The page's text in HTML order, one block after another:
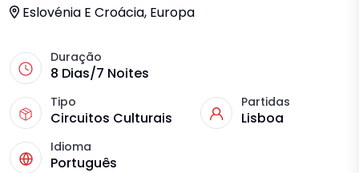
Eslovénia E Croácia, Europa
Duração
8 Dias/7 Noites
Tipo
Circuitos Culturais
Partidas
Lisboa
Idioma
Português